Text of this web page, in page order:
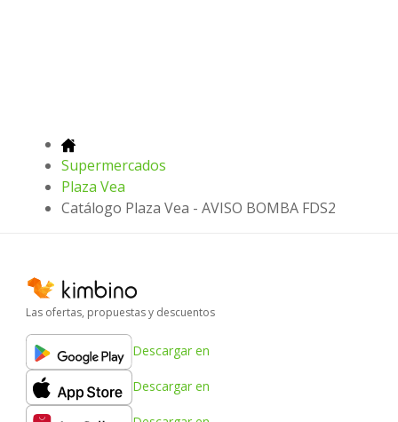
Supermercados
Plaza Vea
Catálogo Plaza Vea - AVISO BOMBA FDS2
Las ofertas, propuestas y descuentos
Descargar en
Descargar en